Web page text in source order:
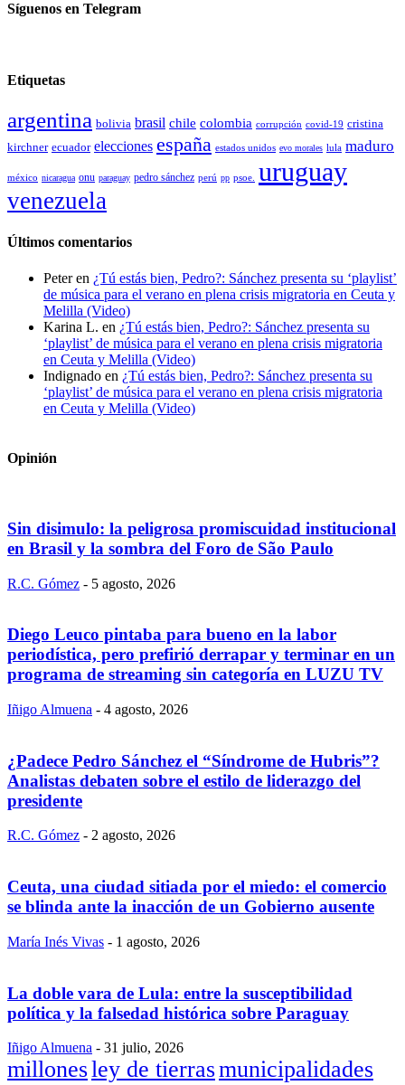
Síguenos en Telegram
Etiquetas
argentina bolivia brasil chile colombia corrupción covid-19 cristina
kirchner ecuador elecciones españa estados unidos evo morales lula maduro
méxico nicaragua onu paraguay pedro sánchez perú pp psoe. uruguay
venezuela
Últimos comentarios
Peteren ¿Tú estás bien, Pedro?: Sánchez presenta su ‘playlist’
de música para el verano en plena crisis migratoria en Ceuta y
Melilla (Video)
Karina L. en ¿Tú estás bien, Pedro?: Sánchez presenta su
‘playlist’ de música para el verano en plena crisis migratoria
en Ceuta y Melilla (Video)
Indignado en ¿Tú estás bien, Pedro?: Sánchez presenta su
‘playlist’ de música para el verano en plena crisis migratoria
en Ceuta y Melilla (Video)
Opinión
Sin disimulo: la peligrosa promiscuidad institucional
en Brasil y la sombra del Foro de São Paulo
R.C. Gómez - 5 agosto, 2026
Diego Leuco pintaba para bueno en la labor
periodística, pero prefirió derrapar y terminar en un
programa de streaming sin categoría en LUZU TV
Iñigo Almuena - 4 agosto, 2026
¿Padece Pedro Sánchez el “Síndrome de Hubris”?
Analistas debaten sobre el estilo de liderazgo del
presidente
R.C. Gómez - 2 agosto, 2026
Ceuta, una ciudad sitiada por el miedo: el comercio
se blinda ante la inacción de un Gobierno ausente
María Inés Vivas - 1 agosto, 2026
La doble vara de Lula: entre la susceptibilidad
política y la falsedad histórica sobre Paraguay
Iñigo Almuena - 31 julio, 2026
millonesley de tierrasmunicipalidades